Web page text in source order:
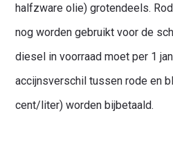
halfzware olie) grotendeels.
nog worden gebruikt voor de
diesel in voorraad moet per 1
accijnsverschil tussen rode en
cent/liter) worden bijbetaald.